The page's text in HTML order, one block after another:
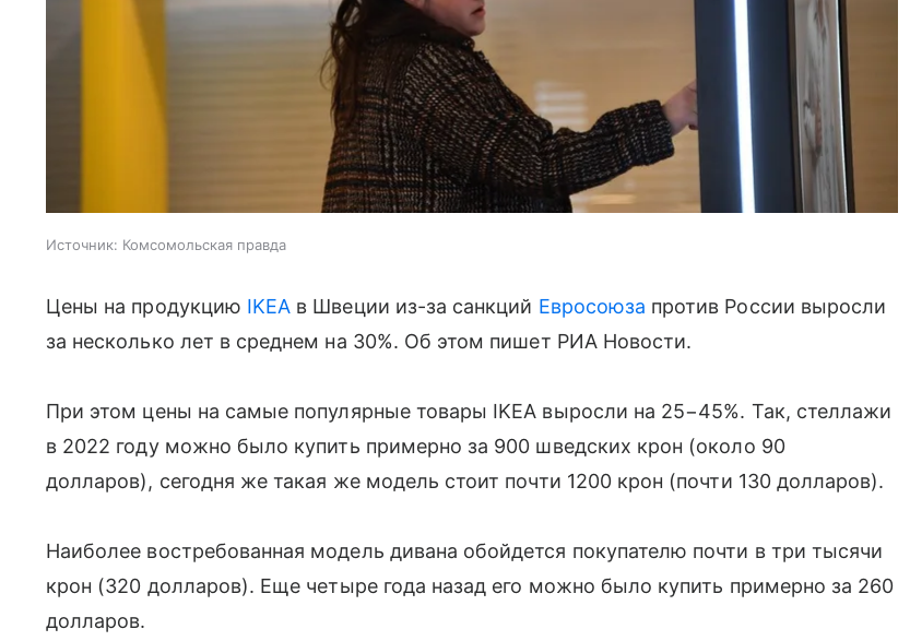
Источник: Комсомольская правда
Цены на продукцию IKEA в Швеции из-за санкций Евросоюза против России выросли
за несколько лет в среднем на 30%. Об этом пишет РИА Новости.
При этом цены на самые популярные товары IKEA выросли на 25−45%. Так, стеллажи
в 2022 году можно было купить примерно за 900 шведских крон (около 90
долларов), сегодня же такая же модель стоит почти 1200 крон (почти 130 долларов).
Наиболее востребованная модель дивана обойдется покупателю почти в три тысячи
крон (320 долларов). Еще четыре года назад его можно было купить примерно за 260
долларов.